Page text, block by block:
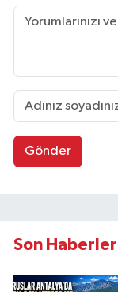
Gönder
Son Haberler